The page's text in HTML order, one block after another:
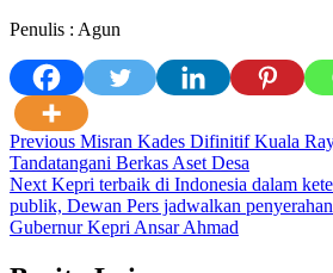
Penulis : Agun
Post
navigation
Previous Misran Kades Difinitif Kuala
Tandatangani Berkas Aset Desa
Next Kepri terbaik di Indonesia dalam
publik, Dewan Pers jadwalkan
Gubernur Kepri Ansar Ahmad